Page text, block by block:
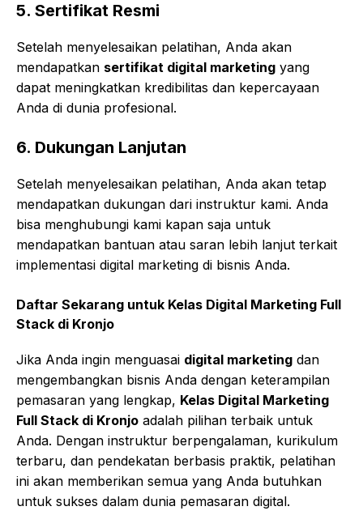
5. Sertifikat Resmi
Setelah menyelesaikan pelatihan, Anda akan
mendapatkan sertifikat digital marketing yang
dapat meningkatkan kredibilitas dan kepercayaan
Anda di dunia profesional.
6. Dukungan Lanjutan
Setelah menyelesaikan pelatihan, Anda akan tetap
mendapatkan dukungan dari instruktur kami. Anda
bisa menghubungi kami kapan saja untuk
mendapatkan bantuan atau saran lebih lanjut terkait
implementasi digital marketing di bisnis Anda.
Daftar Sekarang untuk Kelas Digital Marketing Full
Stack di Kronjo
Jika Anda ingin menguasai digital marketing dan
mengembangkan bisnis Anda dengan keterampilan
pemasaran yang lengkap, Kelas Digital Marketing
Full Stack di Kronjo adalah pilihan terbaik untuk
Anda. Dengan instruktur berpengalaman, kurikulum
terbaru, dan pendekatan berbasis praktik, pelatihan
ini akan memberikan semua yang Anda butuhkan
untuk sukses dalam dunia pemasaran digital.